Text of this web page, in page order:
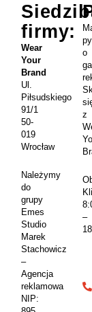
o
z
–
firmy:
Wear
Your
Brand
Ul.
Piłsudskiego
91/1
50-
019
Wrocław
Należymy
do
grupy
Emes
Studio
Marek
Stachowicz
–
Agencja
reklamowa
NIP: